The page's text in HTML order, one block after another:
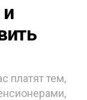
платят тем,